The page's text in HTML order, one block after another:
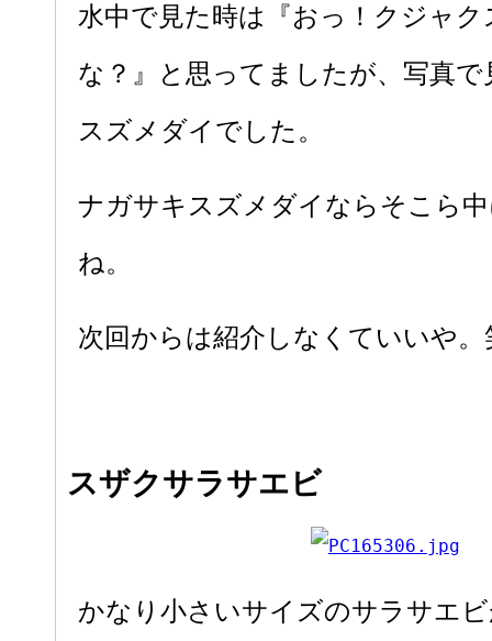
水中で見た時は『おっ！クジャ
な？』と思ってましたが、写真
スズメダイでした。
ナガサキスズメダイならそこら
ね。
次回からは紹介しなくていいや。
スザクサラサエビ
かなり小さいサイズのサラサエ